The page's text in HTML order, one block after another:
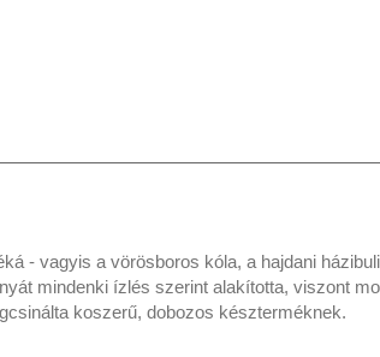
- vagyis a vörösboros kóla, a hajdani
mindenki ízlés szerint alakította, viszont
koszerű, dobozos készterméknek.